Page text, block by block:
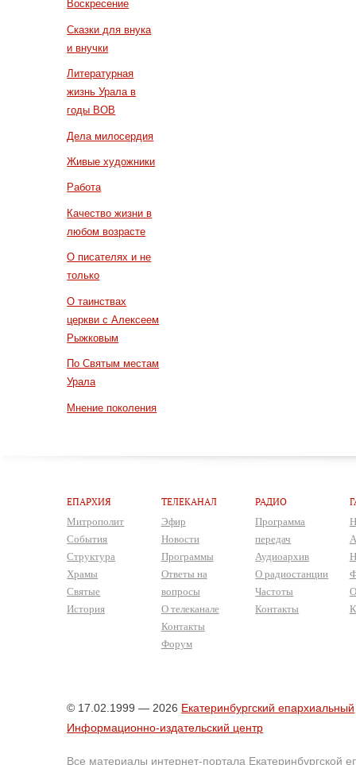
Воскресение
Сказки для внука
и внучки
Литературная
жизнь Урала в
годы ВОВ
Дела милосердия
Живые художники
Работа
Качество жизни в
любом возрасте
О писателях и не
только
О таинствах
церкви с Алексеем
Рыжковым
По Святым местам
Урала
Мнение поколения
ЕПАРХИЯ
Митрополит
События
Структура
Храмы
Святые
История
ТЕЛЕКАНАЛ
Эфир
Новости
Программы
Ответы на
вопросы
О телеканале
Контакты
Форум
РАДИО
Программа
передач
Аудиоархив
О радиостанции
Частоты
Контакты
© 17.02.1999 — 2026 Екатеринбургский епархиальный
Информационно-издательский центр
Все материалы интернет-портала Екатеринбургской